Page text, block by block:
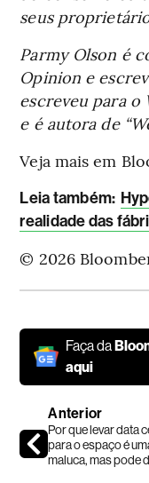
seus
Parmy Olson é
Opinion e
escreveu para o
e é autora de
Veja mais em
Leia também:
realidade das
© 2026
Faça da
aqui
Anterior
Por que levar data
para o espaço é
maluca, mas pode